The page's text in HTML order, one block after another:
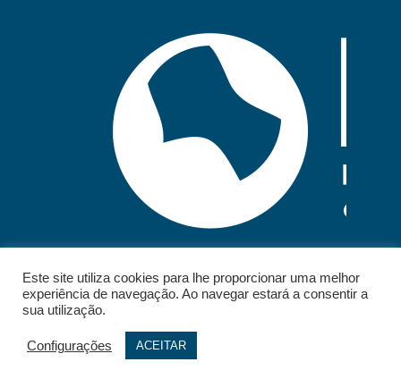
© 2026 - IELT. All rights reserved.
Este site utiliza cookies para lhe proporcionar uma melhor
experiência de navegação. Ao navegar estará a consentir a
sua utilização.
Configurações ACEITAR